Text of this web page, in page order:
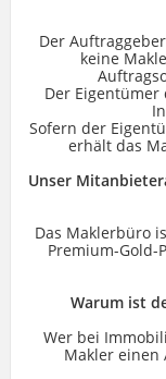
Der
keine
Der
Sofern der
erhält das
Unser
Das Maklerbüro
Premium-Gold-
Warum ist
Wer bei
Makler